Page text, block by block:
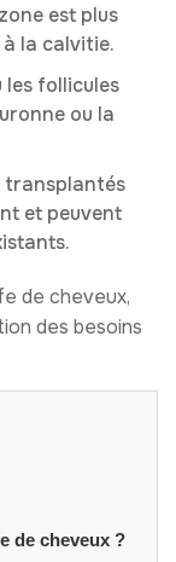
est plus
la calvitie.
les follicules
ou la
transplantés
et peuvent
de cheveux,
des besoins
de cheveux ?